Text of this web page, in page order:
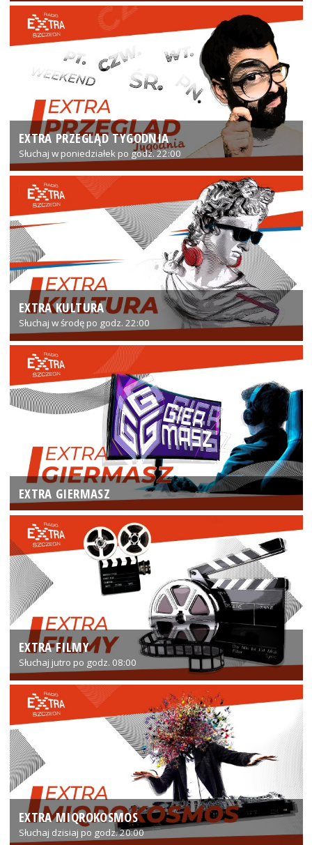
EXTRA PRZEGLĄD TYGODNIA
Słuchaj w poniedziałek po godz. 22:00
EXTRA KULTURA
Słuchaj w środę po godz. 22:00
EXTRA GIERMASZ
EXTRA FILMY
Słuchaj jutro po godz. 08:00
EXTRA MIQROKOSMOS
Słuchaj dzisiaj po godz. 20:00